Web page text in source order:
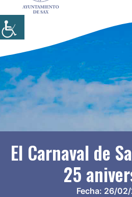
El Carnaval de
25
Fecha: 26/